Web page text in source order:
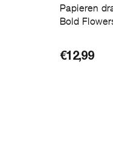
Papieren
Bold
€12,99